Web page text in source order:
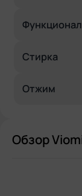
Стирка
Отжим
Обзор